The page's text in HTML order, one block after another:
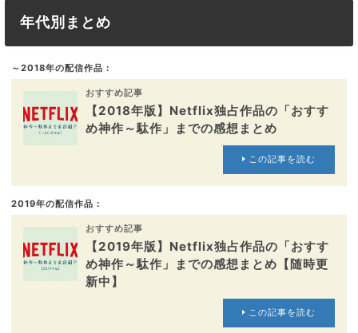
年代別まとめ
～2018年の配信作品：
おすすめ記事
【2018年版】Netflix独占作品の「おすす
め神作～駄作」までの感想まとめ
この記事を読む
2019年の配信作品：
おすすめ記事
【2019年版】Netflix独占作品の「おすす
め神作～駄作」までの感想まとめ【随時更
新中】
この記事を読む